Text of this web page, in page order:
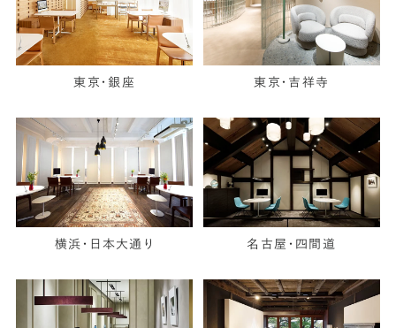
東京・銀座 東京・吉祥寺
横浜・日本大通り 名古屋・四間道